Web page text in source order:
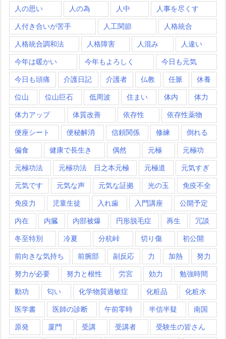
人の思い 人の為 人中 人事を尽くす
人付き合いが苦手 人工関節 人格統合
人格統合調和法 人格障害 人混み 人違い
今年は暖かい 今年もよろしく 今日も元気
今日も頭痛 介護日記 介護者 仏教 任脈 休養
位山 位山巨石 低周波 住まい 体内 体力
体力アップ 体質改善 依存性 依存性薬物
便座シート 便秘解消 信頼関係 修練 倒れる
偏食 健康で長生き 偶然 元極 元極功
元極功法 元極功法 日之本元極 元極道 元気すぎ
元気です 元気な声 元気な証拠 光の玉 免疫不全
免疫力 児童生徒 入れ歯 入門講座 公開予定
内在 内臓 内部被爆 円形脱毛症 再生 冗談
冬至特別 冷夏 分杭峠 切り傷 初公開
前向きな気持ち 前腕部 副反応 力 加熱 努力
努力が必要 努力と根性 労宮 効力 勉強時間
動功 匂い 化学物質過敏症 化粧品 化粧水
医学書 医師の診断 午前零時 半信半疑 南国
原発 厦門 受講 受講者 受験生の皆さん